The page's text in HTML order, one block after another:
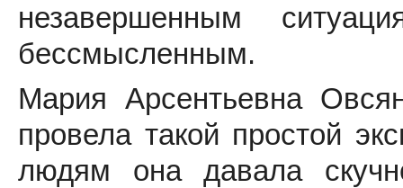
незавершенным
бессмысленным.
Мария Арсентьевна
провела такой простой
людям она давала